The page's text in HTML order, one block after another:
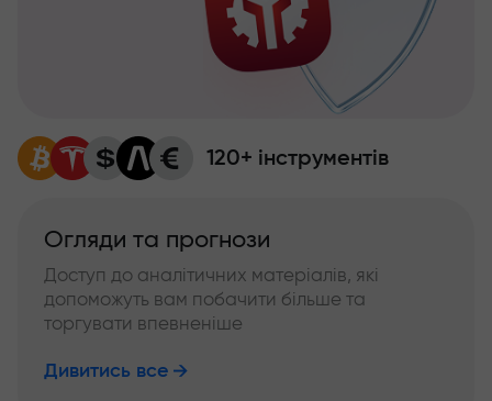
120+ інструментів
Огляди та прогнози
Доступ до аналітичних матеріалів, які
допоможуть вам побачити більше та
торгувати впевненіше
Дивитись все